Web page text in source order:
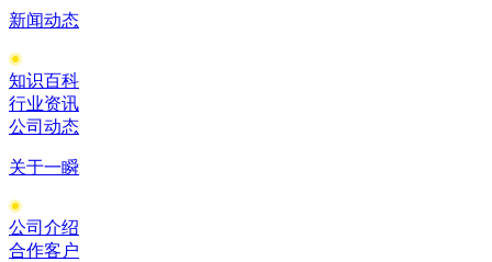
新闻动态
知识百科
行业资讯
公司动态
关于一瞬
公司介绍
合作客户